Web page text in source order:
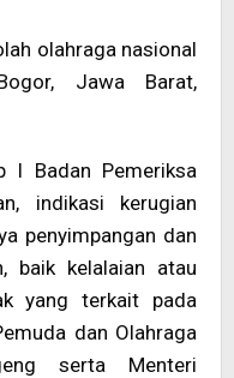
olahraga nasional
Jawa Barat,
I Badan Pemeriksa
indikasi kerugian
penyimpangan dan
baik kelalaian atau
yang terkait pada
dan Olahraga
serta Menteri